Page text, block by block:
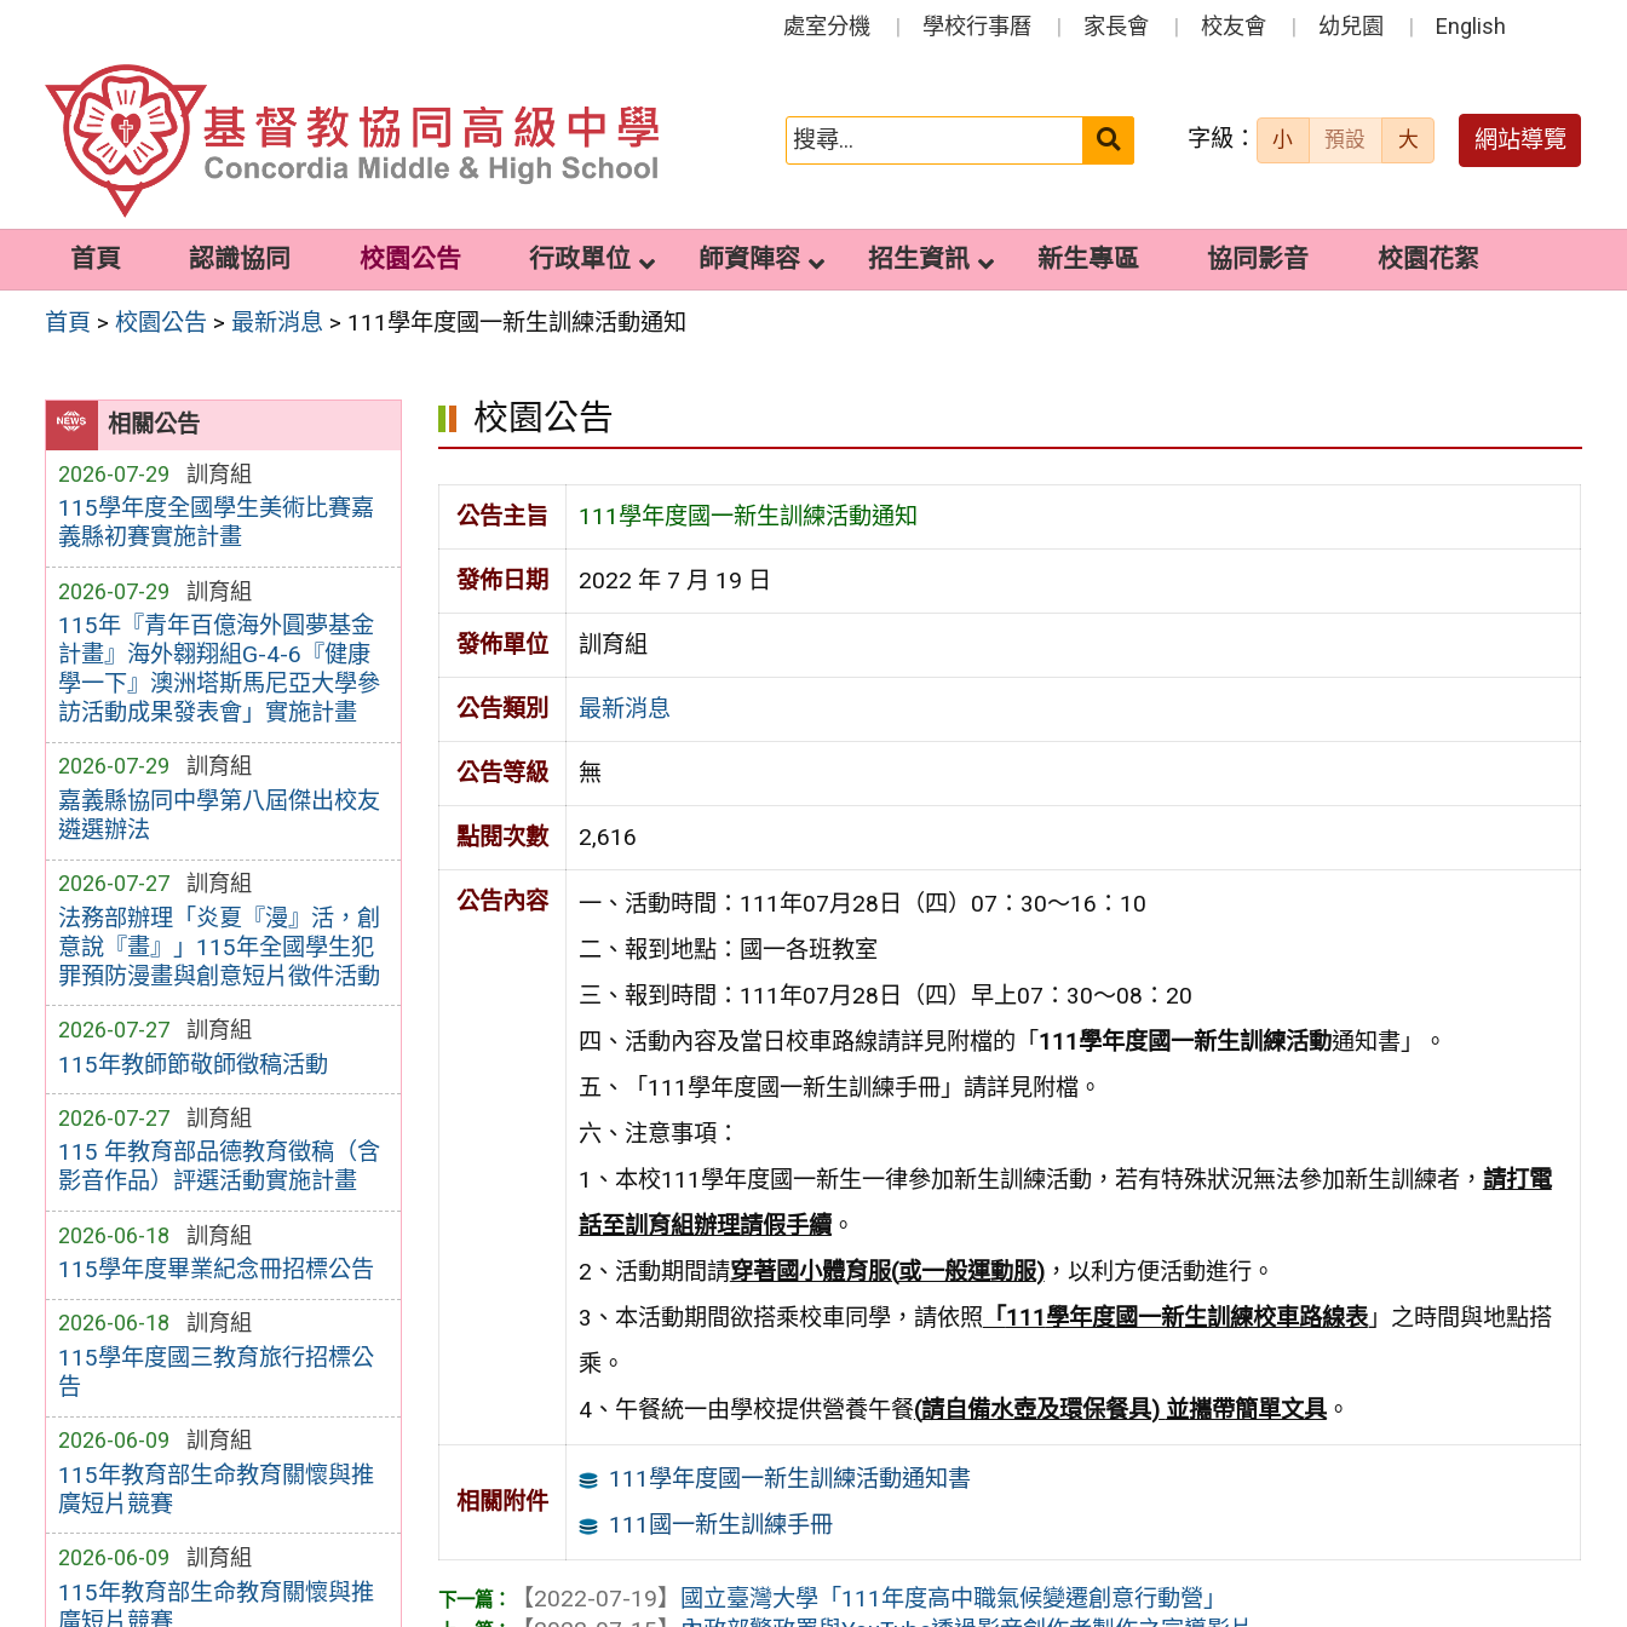
容
處室分機 學校行事曆 家長會 校友會 幼兒園 English
搜
送出 字級： 小 預設 大 網站導覽
首頁 認識協同 校園公告 行政單位 師資陣容 招生資訊 新生專區 協同影音 校園花絮
首頁 >校園公告 > 最新消息 > 111學年度國一新生訓練活動通知
相關公告
2026-07-29 訓育組
115學年度全國學生美術比賽嘉
義縣初賽實施計畫
2026-07-29 訓育組
115年『青年百億海外圓夢基金
計畫』海外翱翔組G-4-6『健康
學一下』澳洲塔斯馬尼亞大學參
訪活動成果發表會」實施計畫
2026-07-29 訓育組
嘉義縣協同中學第八屆傑出校友
遴選辦法
2026-07-27 訓育組
法務部辦理「炎夏『漫』活，創
意說『畫』」115年全國學生犯
罪預防漫畫與創意短片徵件活動
2026-07-27 訓育組
115年教師節敬師徵稿活動
2026-07-27 訓育組
115 年教育部品德教育徵稿（含
影音作品）評選活動實施計畫
2026-06-18 訓育組
115學年度畢業紀念冊招標公告
2026-06-18 訓育組
115學年度國三教育旅行招標公
告
2026-06-09 訓育組
115年教育部生命教育關懷與推
廣短片競賽
2026-06-09 訓育組
115年教育部生命教育關懷與推
廣短片競賽
校園公告
公告主旨 111學年度國一新生訓練活動通知
發佈日期 2022 年 7 月 19 日
發佈單位 訓育組
公告類別 最新消息
公告等級 無
點閱次數 2,616
公告內容
一、活動時間：111年07月28日（四）07：30～16：10
二、報到地點：國一各班教室
三、報到時間：111年07月28日（四）早上07：30～08：20
四、活動內容及當日校車路線請詳見附檔的「 111學年度國一新生訓練活動通知書」。
五、「111學年度國一新生訓練手冊」請詳見附檔。
六、注意事項：
1、本校111學年度國一新生一律參加新生訓練活動，若有特殊狀況無法參加新生訓練者， 請打電
話至訓育組辦理請假手續。
2、活動期間請穿著國小體育服(或一般運動服)，以利方便活動進行。
3、本活動期間欲搭乘校車同學，請依照 「 111學年度國一新生訓練校車路線表」之時間與地點搭
乘。
4、午餐統一由學校提供營養午餐(請自備水壺及環保餐具) 並攜帶簡單文具。
相關附件
111學年度國一新生訓練活動通知書
111國一新生訓練手冊
【2022-07-19】
國立臺灣大學「111年度高中職氣候變遷創意行動營」